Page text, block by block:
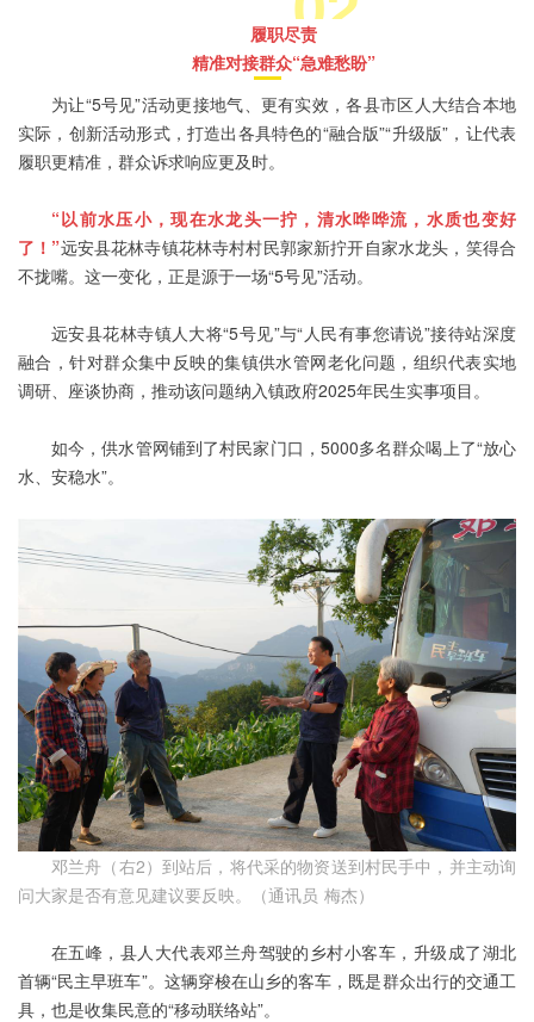
履职尽责
精准对接群众“急难愁盼”
为让“5号见”活动更接地气、更有实效，各县市区人大结合本地
实际，创新活动形式，打造出各具特色的“融合版”“升级版”，让代表
履职更精准，群众诉求响应更及时。
“以前水压小，现在水龙头一拧，清水哗哗流，水质也变好
了！”远安县花林寺镇花林寺村村民郭家新拧开自家水龙头，笑得合
不拢嘴。这一变化，正是源于一场“5号见”活动。
远安县花林寺镇人大将“5号见”与“人民有事您请说”接待站深度
融合，针对群众集中反映的集镇供水管网老化问题，组织代表实地
调研、座谈协商，推动该问题纳入镇政府2025年民生实事项目。
如今，供水管网铺到了村民家门口，5000多名群众喝上了“放心
水、安稳水”。
邓兰舟（右2）到站后，将代采的物资送到村民手中，并主动询
问大家是否有意见建议要反映。（通讯员 梅杰）
在五峰，县人大代表邓兰舟驾驶的乡村小客车，升级成了湖北
首辆“民主早班车”。这辆穿梭在山乡的客车，既是群众出行的交通工
具，也是收集民意的“移动联络站”。